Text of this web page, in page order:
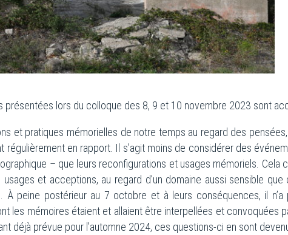
lors du colloque des 8, 9 et 10 novembre 2023 sont
et pratiques mémorielles de notre temps au regard des
en rapport. Il s’agit moins de considérer des
– que leurs reconfigurations et usages mémoriels. Cela
et acceptions, au regard d’un domaine aussi sensible
À peine postérieur au 7 octobre et à leurs conséquences, il
les mémoires étaient et allaient être interpellées et convoquées
déjà prévue pour l’automne 2024, ces questions-ci en sont